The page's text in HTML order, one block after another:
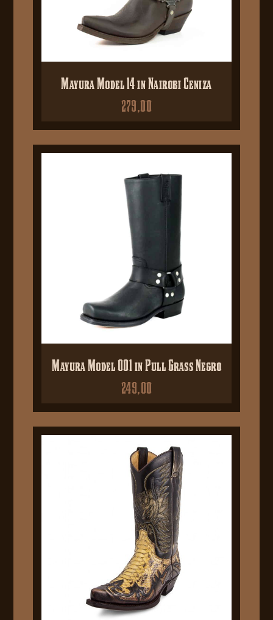
Mayura Model 14 in Nairobi Ceniza
279,00
Mayura Model 001 in Pull Grass Negro
249,00